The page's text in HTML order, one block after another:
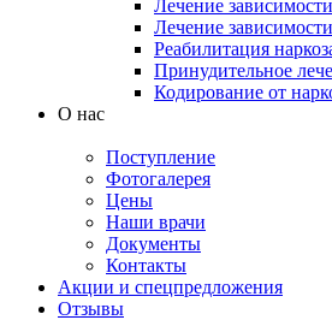
Лечение
Лечение
Реабилитация
Принудительное
Кодирование от
О нас
Поступление
Фотогалерея
Цены
Наши врачи
Документы
Контакты
Акции и спецпредложения
Отзывы